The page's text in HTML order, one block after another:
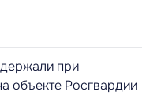
при
объекте Росгвардии